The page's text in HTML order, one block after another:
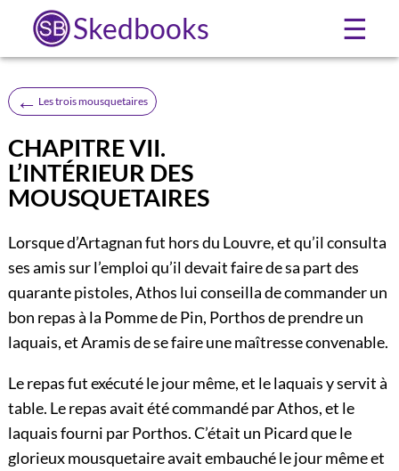
Skedbooks ☰
← Les trois mousquetaires
CHAPITRE VII.
L’INTÉRIEUR DES
MOUSQUETAIRES
Lorsque d’Artagnan fut hors du Louvre, et qu’il consulta
ses amis sur l’emploi qu’il devait faire de sa part des
quarante pistoles, Athos lui conseilla de commander un
bon repas à la Pomme de Pin, Porthos de prendre un
laquais, et Aramis de se faire une maîtresse convenable.
Le repas fut exécuté le jour même, et le laquais y servit à
table. Le repas avait été commandé par Athos, et le
laquais fourni par Porthos. C’était un Picard que le
glorieux mousquetaire avait embauché le jour même et